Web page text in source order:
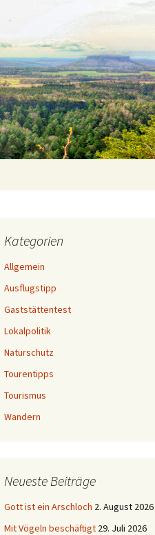
Kategorien
Allgemein
Ausflugstipp
Gaststättentest
Lokalpolitik
Naturschutz
Tourentipps
Tourismus
Wandern
Neueste Beiträge
Gott ist ein Arschloch 2. August 2026
Mit Vögeln beschäftigt 29. Juli 2026